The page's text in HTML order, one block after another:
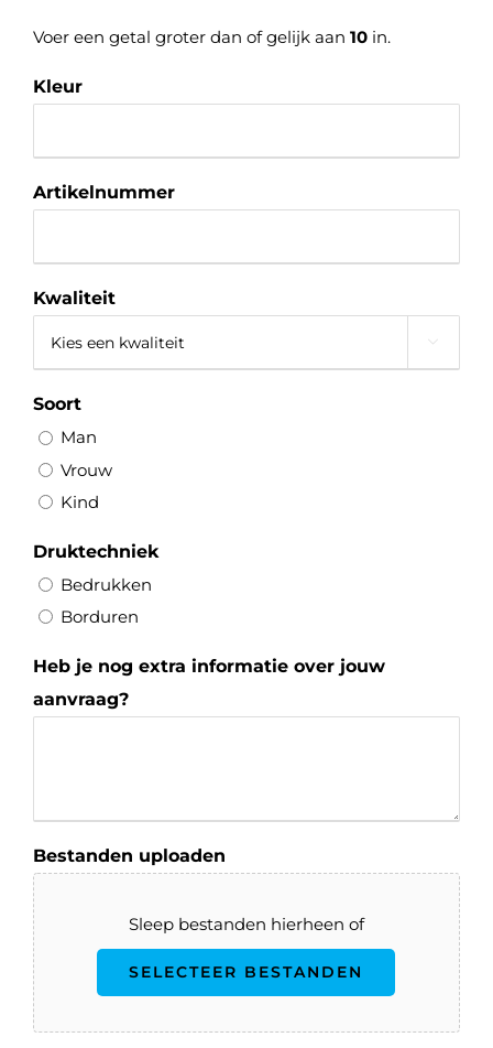
Voer een getal groter dan of gelijk aan 10 in.
Kleur
Artikelnummer
Kwaliteit

Soort
Man
Vrouw
Kind
Druktechniek
Bedrukken
Borduren
Heb je nog extra informatie over jouw
aanvraag?
Bestanden uploaden
Sleep bestanden hierheen of
SELECTEER BESTANDEN